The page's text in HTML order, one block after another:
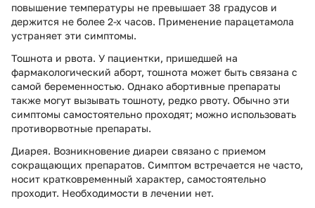
повышение температуры не превышает 38 градусов и
держится не более 2-х часов. Применение парацетамола
устраняет эти симптомы.
Тошнота и рвота. У пациентки, пришедшей на
фармакологический аборт, тошнота может быть связана с
самой беременностью. Однако абортивные препараты
также могут вызывать тошноту, редко рвоту. Обычно эти
симптомы самостоятельно проходят; можно использовать
противорвотные препараты.
Диарея. Возникновение диареи связано с приемом
сокращающих препаратов. Симптом встречается не часто,
носит кратковременный характер, самостоятельно
проходит. Необходимости в лечении нет.